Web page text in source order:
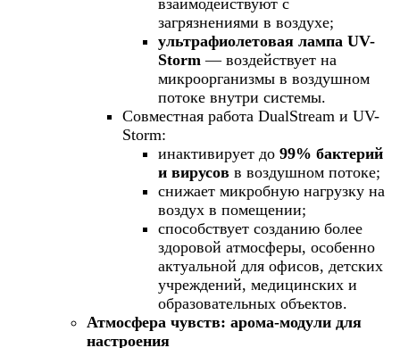
взаимодействуют с
загрязнениями в воздухе;
ультрафиолетовая лампа UV-
Storm — воздействует на
микроорганизмы в воздушном
потоке внутри системы.
Совместная работа DualStream и UV-
Storm:
инактивирует до 99% бактерий
и вирусов в воздушном потоке;
снижает микробную нагрузку на
воздух в помещении;
способствует созданию более
здоровой атмосферы, особенно
актуальной для офисов, детских
учреждений, медицинских и
образовательных объектов.
Атмосфера чувств: арома-модули для
настроения